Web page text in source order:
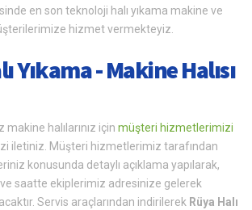
en son teknoloji halı yıkama makine ve
hizmet vermekteyiz.
Yıkama - Makine Halısı
halılarınız için müşteri hizmetlerimizi
iletiniz. Müşteri hizmetlerimiz tarafından
konusunda detaylı açıklama yapılarak,
saatte ekiplerimiz adresinize gelerek
Servis araçlarından indirilerek Rüya Halı